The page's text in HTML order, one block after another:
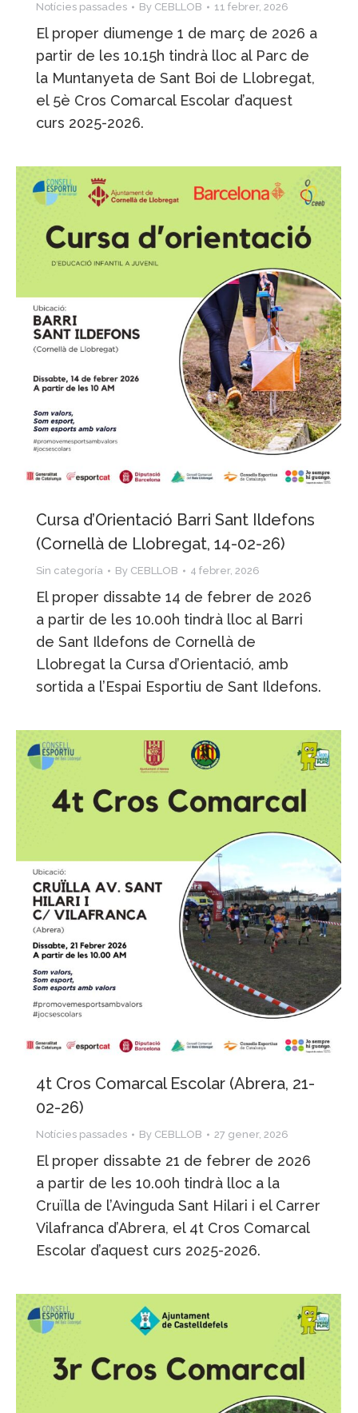
Notícies passades By CEBLLOB 11 febrer, 2026
El proper diumenge 1 de març de 2026 a
partir de les 10.15h tindrà lloc al Parc de
la Muntanyeta de Sant Boi de Llobregat,
el 5è Cros Comarcal Escolar d’aquest
curs 2025-2026.
Cursa d’Orientació Barri Sant Ildefons
(Cornellà de Llobregat, 14-02-26)
Sin categoría By CEBLLOB 4 febrer, 2026
El proper dissabte 14 de febrer de 2026
a partir de les 10.00h tindrà lloc al Barri
de Sant Ildefons de Cornellà de
Llobregat la Cursa d’Orientació, amb
sortida a l’Espai Esportiu de Sant Ildefons.
4t Cros Comarcal Escolar (Abrera, 21-
02-26)
Notícies passades By CEBLLOB 27 gener, 2026
El proper dissabte 21 de febrer de 2026
a partir de les 10.00h tindrà lloc a la
Cruïlla de l’Avinguda Sant Hilari i el Carrer
Vilafranca d’Abrera, el 4t Cros Comarcal
Escolar d’aquest curs 2025-2026.